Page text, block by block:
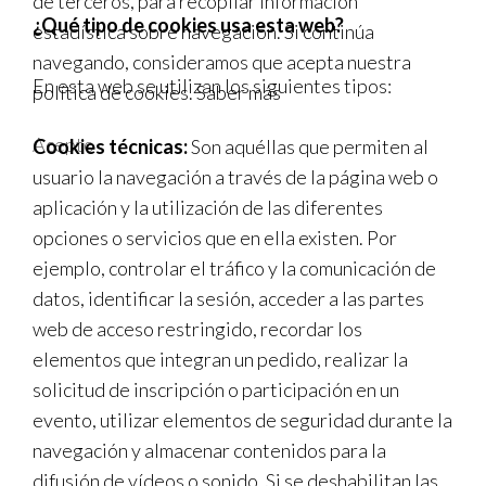
estadística sobre navegación. Si continúa
navegando, consideramos que acepta nuestra
política de cookies.Saber más
Acepto
¿Qué tipo de cookies usa esta web?
En esta web se utilizan los siguientes tipos:
Cookies técnicas:Son aquéllas que permiten al
usuario la navegación a través de la página web o
aplicación y la utilización de las diferentes
opciones o servicios que en ella existen. Por
ejemplo, controlar el tráfico y la comunicación de
datos, identificar la sesión, acceder a las partes
web de acceso restringido, recordar los
elementos que integran un pedido, realizar la
solicitud de inscripción o participación en un
evento, utilizar elementos de seguridad durante la
navegación y almacenar contenidos para la
difusión de vídeos o sonido. Si se deshabilitan las